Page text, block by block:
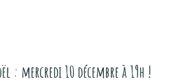
: mercredi 10 décembre à 19h !